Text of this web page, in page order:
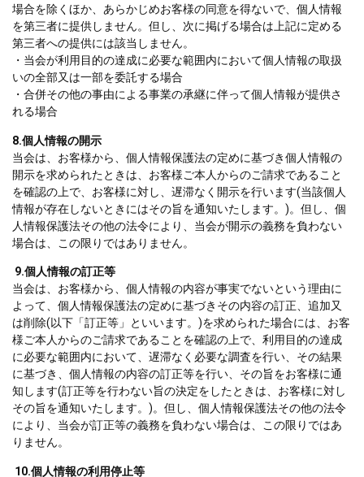
場合を除くほか、あらかじめお客様の同意を得ないで、個人情報
を第三者に提供しません。但し、次に掲げる場合は上記に定める
第三者への提供には該当しません。
・当会が利用目的の達成に必要な範囲内において個人情報の取扱
いの全部又は一部を委託する場合
・合併その他の事由による事業の承継に伴って個人情報が提供さ
れる場合
8.個人情報の開示
当会は、お客様から、個人情報保護法の定めに基づき個人情報の
開示を求められたときは、お客様ご本人からのご請求であること
を確認の上で、お客様に対し、遅滞なく開示を行います(当該個人
情報が存在しないときにはその旨を通知いたします。)。但し、個
人情報保護法その他の法令により、当会が開示の義務を負わない
場合は、この限りではありません。
9.個人情報の訂正等
当会は、お客様から、個人情報の内容が事実でないという理由に
よって、個人情報保護法の定めに基づきその内容の訂正、追加又
は削除(以下「訂正等」といいます。)を求められた場合には、お客
様ご本人からのご請求であることを確認の上で、利用目的の達成
に必要な範囲内において、遅滞なく必要な調査を行い、その結果
に基づき、個人情報の内容の訂正等を行い、その旨をお客様に通
知します(訂正等を行わない旨の決定をしたときは、お客様に対し
その旨を通知いたします。)。但し、個人情報保護法その他の法令
により、当会が訂正等の義務を負わない場合は、この限りではあ
りません。
10.個人情報の利用停止等